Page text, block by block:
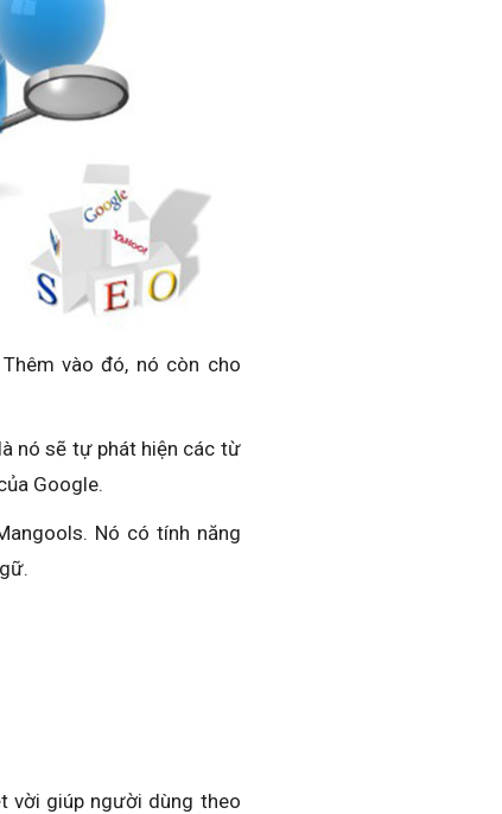
vào đó, nó còn cho
nó sẽ tự phát hiện các từ
Google.
Nó có tính năng
vời giúp người dùng theo